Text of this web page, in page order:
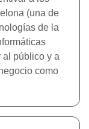
(una de
de la
al público y a
como